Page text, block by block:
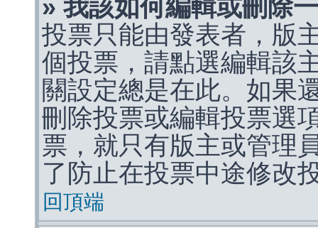
» 我該如何編輯或刪除
投票只能由發表者，版
個投票，請點選編輯該
關設定總是在此。如果
刪除投票或編輯投票選
票，就只有版主或管理
了防止在投票中途修改
回頂端